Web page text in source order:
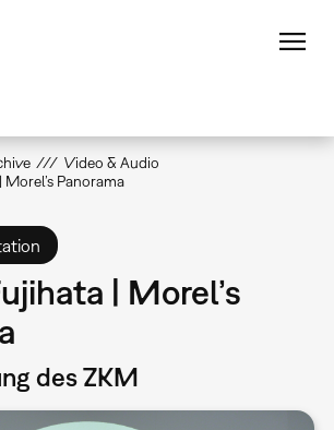
Video & Audio
Panorama
| Morel’s
des ZKM